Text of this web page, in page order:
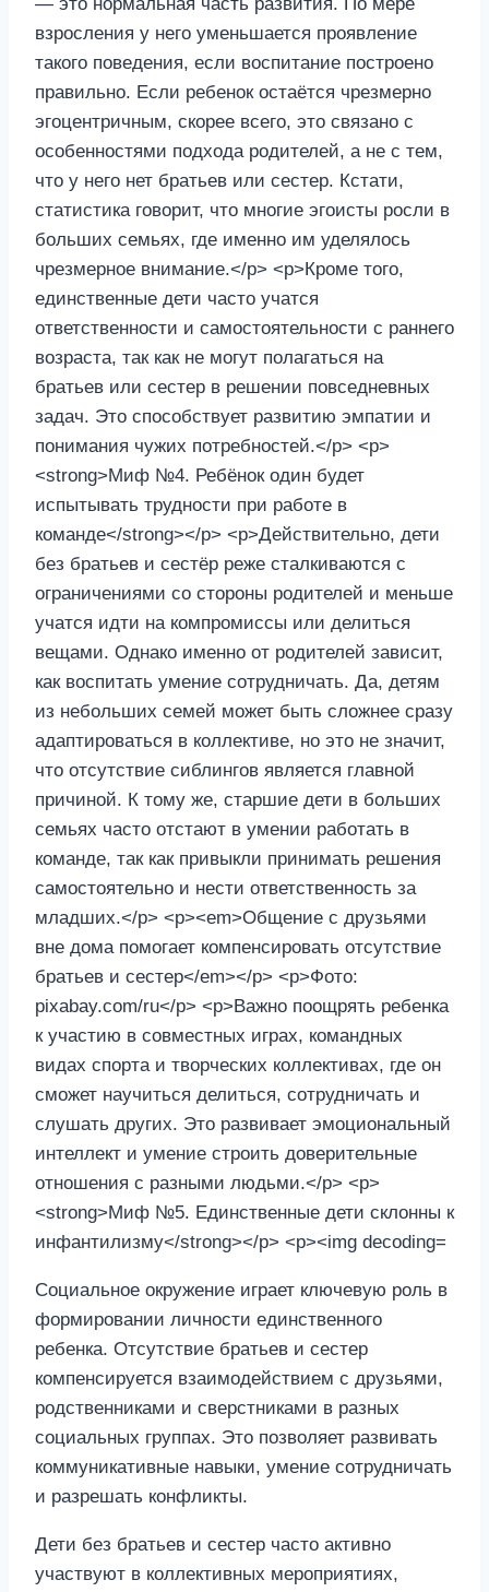
Социальное окружение играет ключевую роль в
формировании личности единственного
ребенка. Отсутствие братьев и сестер
компенсируется взаимодействием с друзьями,
родственниками и сверстниками в разных
социальных группах. Это позволяет развивать
коммуникативные навыки, умение сотрудничать
и разрешать конфликты.
Дети без братьев и сестер часто активно
участвуют в коллективных мероприятиях,